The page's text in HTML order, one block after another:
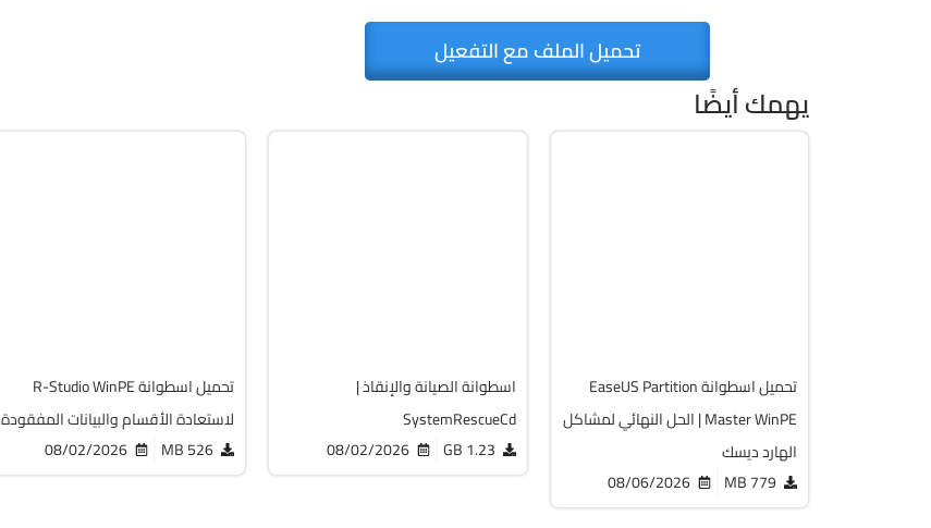
تحميل الملف مع التفعيل
يهمك أيضًا
تحميل اسطوانة EaseUS Partition
Master WinPE | الحل النهائي لمشاكل
الهارد ديسك
779 MB
08/06/2026
اسطوانة الصيانة والإنقاذ |
SystemRescueCd
1.23 GB
08/02/2026
تحميل اسطوانة R-Studio WinPE
لاستعادة الأقسام والبيانات المفقودة
526 MB
08/02/2026